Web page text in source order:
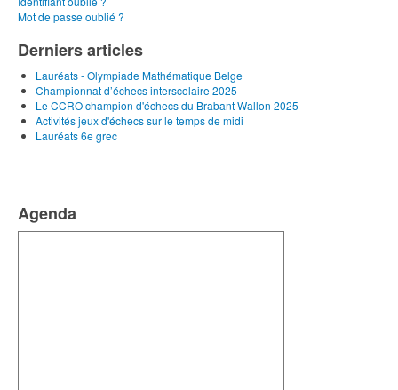
Mot de passe oublié ?
Derniers articles
Lauréats - Olympiade Mathématique Belge
Championnat d’échecs interscolaire 2025
Le CCRO champion d'échecs du Brabant Wallon 2025
Activités jeux d'échecs sur le temps de midi
Lauréats 6e grec
Agenda